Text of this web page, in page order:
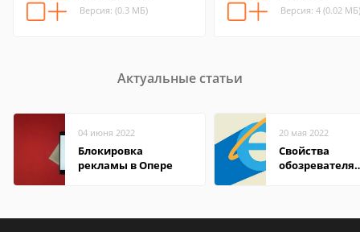
Версия: (0.3 МБ) Версия: 4 (0.02 МБ)
Актуальные статьи
04 июня 2022
Блокировка
рекламы в Опере
20 мая 2022
Свойства
обозревателя